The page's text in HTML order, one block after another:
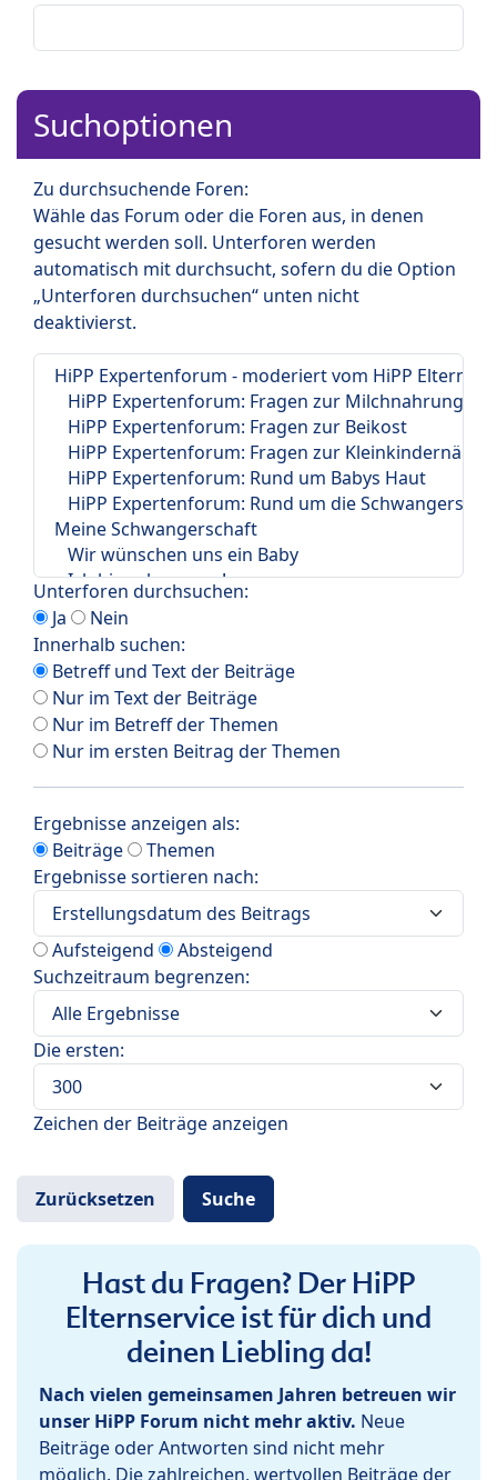
Suchoptionen
Zu durchsuchende Foren:
Wähle das Forum oder die Foren aus, in denen
gesucht werden soll. Unterforen werden
automatisch mit durchsucht, sofern du die Option
„Unterforen durchsuchen“ unten nicht
deaktivierst.
Unterforen durchsuchen:
Ja
Nein
Innerhalb suchen:
Betreff und Text der Beiträge
Nur im Text der Beiträge
Nur im Betreff der Themen
Nur im ersten Beitrag der Themen
Ergebnisse anzeigen als:
Beiträge
Themen
Ergebnisse sortieren nach:
Aufsteigend
Absteigend
Suchzeitraum begrenzen:
Die ersten:
Zeichen der Beiträge anzeigen
Hast du Fragen? Der HiPP
Elternservice ist für dich und
deinen Liebling da!
Nach vielen gemeinsamen Jahren betreuen wir
unser HiPP Forum nicht mehr aktiv. Neue
Beiträge oder Antworten sind nicht mehr
möglich. Die zahlreichen, wertvollen Beiträge der